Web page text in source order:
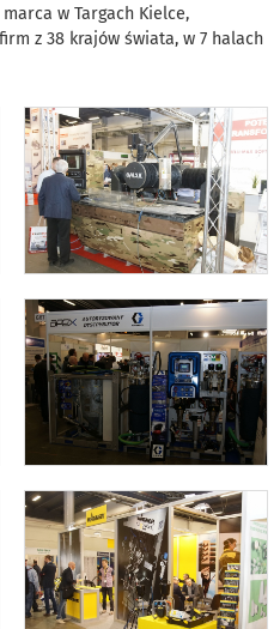
w Targach Kielce,
z 38 krajów świata, w 7 halach